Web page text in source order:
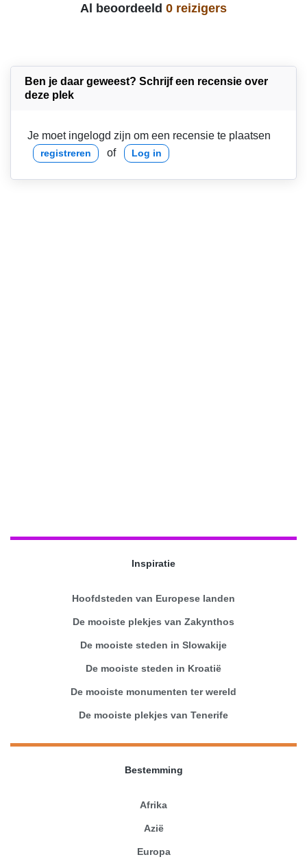
Al beoordeeld 0 reizigers
Ben je daar geweest? Schrijf een recensie over
deze plek
Je moet ingelogd zijn om een recensie te plaatsen
registreren of Log in
Inspiratie
Hoofdsteden van Europese landen
De mooiste plekjes van Zakynthos
De mooiste steden in Slowakije
De mooiste steden in Kroatië
De mooiste monumenten ter wereld
De mooiste plekjes van Tenerife
Bestemming
Afrika
Azië
Europa